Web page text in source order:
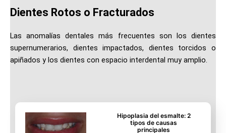
Dientes Rotos o Fracturados
Las anomalías dentales más frecuentes son los dientes
supernumerarios, dientes impactados, dientes torcidos o
apiñados y los dientes con espacio interdental muy amplio.
Hipoplasia del esmalte: 2
tipos de causas
principales